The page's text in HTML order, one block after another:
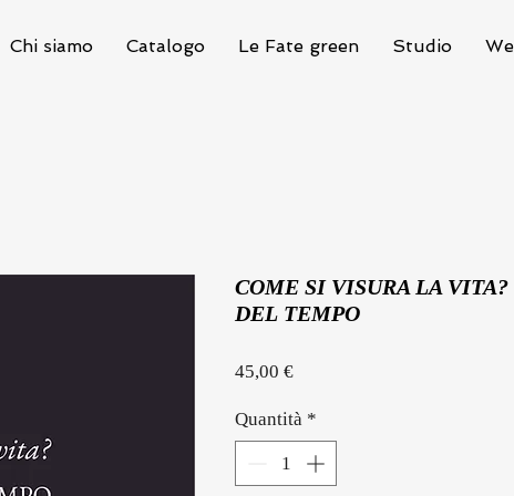
Chi siamo Catalogo Le Fate green Studio
COME SI VISURA LA
DEL TEMPO
45,00 €Prezzo
Quantità *